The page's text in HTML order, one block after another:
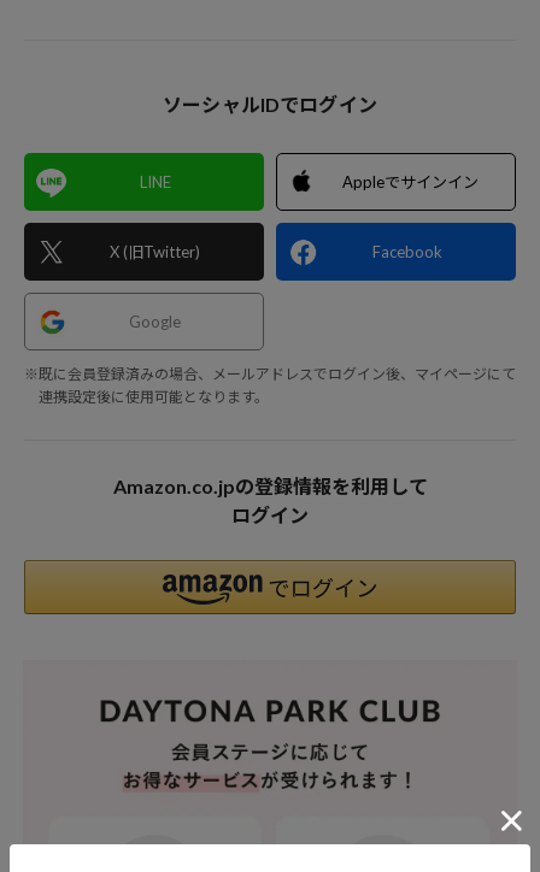
ソーシャルIDでログイン
LINE
X (旧Twitter)
Appleでサインイン
Facebook
Google
※既に会員登録済みの場合、メールアドレスでログイン後、マイページにて
連携設定後に使用可能となります。
Amazon.co.jpの登録情報を利用して
ログイン